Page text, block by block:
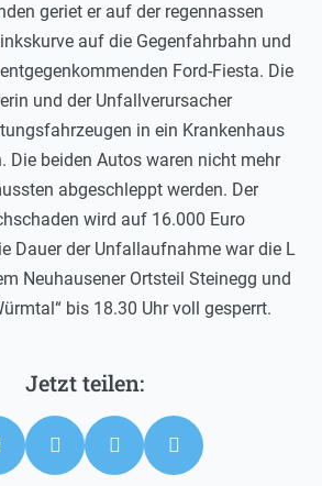
geriet er auf der regennassen
auf die Gegenfahrbahn und
Ford-Fiesta. Die
und der Unfallverursacher
in ein Krankenhaus
Die beiden Autos waren nicht mehr
abgeschleppt werden. Der
wird auf 16.000 Euro
Dauer der Unfallaufnahme war die L
Neuhausener Ortsteil Steinegg und
bis 18.30 Uhr voll gesperrt.